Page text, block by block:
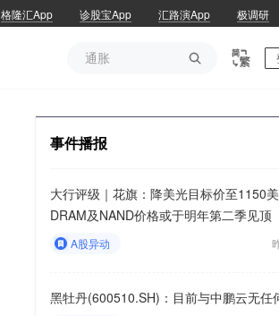
格隆汇App 诊股宝App 汇路演App 极调研

通胀
事件播报
大行评级｜花旗：降美光目标价至1150美
DRAM及NAND价格或于明年第二季见顶
A股异动
黑牡丹(600510.SH)：目前与中鹏云无任